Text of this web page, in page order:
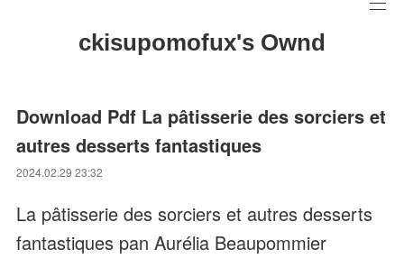
ckisupomofux's Ownd
Download Pdf La pâtisserie des sorciers et
autres desserts fantastiques
2024.02.29 23:32
La pâtisserie des sorciers et autres desserts
fantastiques pan Aurélia Beaupommier